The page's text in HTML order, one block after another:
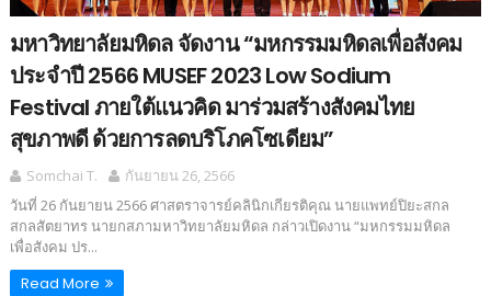
มหาวิทยาลัยมหิดล จัดงาน “มหกรรมมหิดลเพื่อสังคม
ประจำปี 2566 MUSEF 2023 Low Sodium
Festival ภายใต้แนวคิด มาร่วมสร้างสังคมไทย
สุขภาพดี ด้วยการลดบริโภคโซเดียม”
Somchai T.
กันยายน 26, 2566
วันที่ 26 กันยายน 2566 ศาสตราจารย์คลินิกเกียรติคุณ นายแพทย์ปิยะสกล
สกลสัตยาทร นายกสภามหาวิทยาลัยมหิดล กล่าวเปิดงาน “มหกรรมมหิดล
เพื่อสังคม ปร...
Read More